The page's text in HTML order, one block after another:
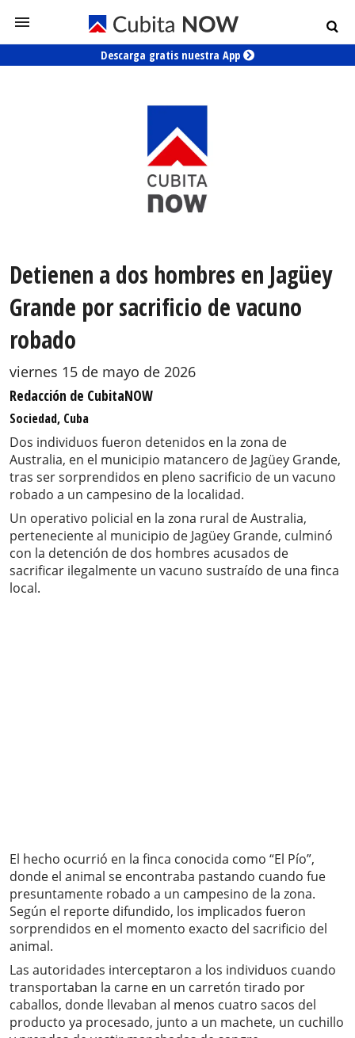
Descarga gratis nuestra App
Detienen a dos hombres en Jagüey
Grande por sacrificio de vacuno
robado
viernes 15 de mayo de 2026
Redacción de CubitaNOW
Sociedad, Cuba
Dos individuos fueron detenidos en la zona de
Australia, en el municipio matancero de Jagüey Grande,
tras ser sorprendidos en pleno sacrificio de un vacuno
robado a un campesino de la localidad.
Un operativo policial en la zona rural de Australia,
perteneciente al municipio de Jagüey Grande, culminó
con la detención de dos hombres acusados de
sacrificar ilegalmente un vacuno sustraído de una finca
local.
El hecho ocurrió en la finca conocida como “El Pío”,
donde el animal se encontraba pastando cuando fue
presuntamente robado a un campesino de la zona.
Según el reporte difundido, los implicados fueron
sorprendidos en el momento exacto del sacrificio del
animal.
Las autoridades interceptaron a los individuos cuando
transportaban la carne en un carretón tirado por
caballos, donde llevaban al menos cuatro sacos del
producto ya procesado, junto a un machete, un cuchillo